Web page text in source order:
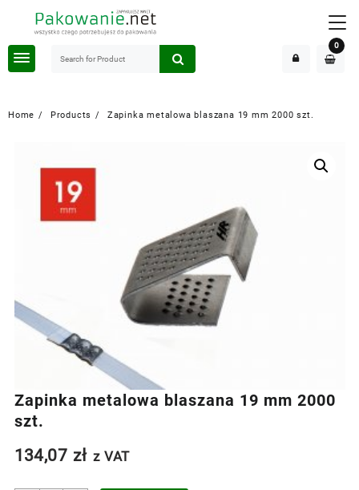
0
Home Products Zapinka metalowa blaszana 19 mm 2000 szt.
Zapinka metalowa blaszana 19 mm 2000
szt.
134,07 zł z VAT